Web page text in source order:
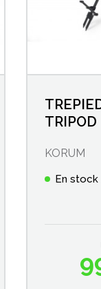
TRIPOD
KORUM
En stock